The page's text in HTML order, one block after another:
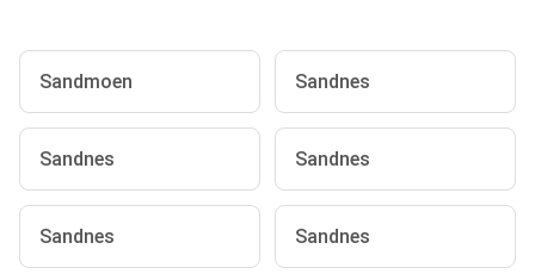
Sandmoen Sandnes
Sandnes Sandnes
Sandnes Sandnes